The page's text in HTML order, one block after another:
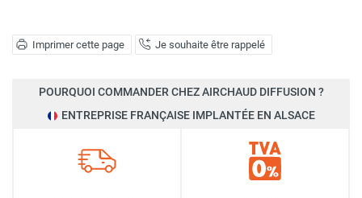
Imprimer cette page Je souhaite être rappelé
POURQUOI COMMANDER CHEZ AIRCHAUD DIFFUSION ?
ENTREPRISE FRANÇAISE IMPLANTÉE EN ALSACE